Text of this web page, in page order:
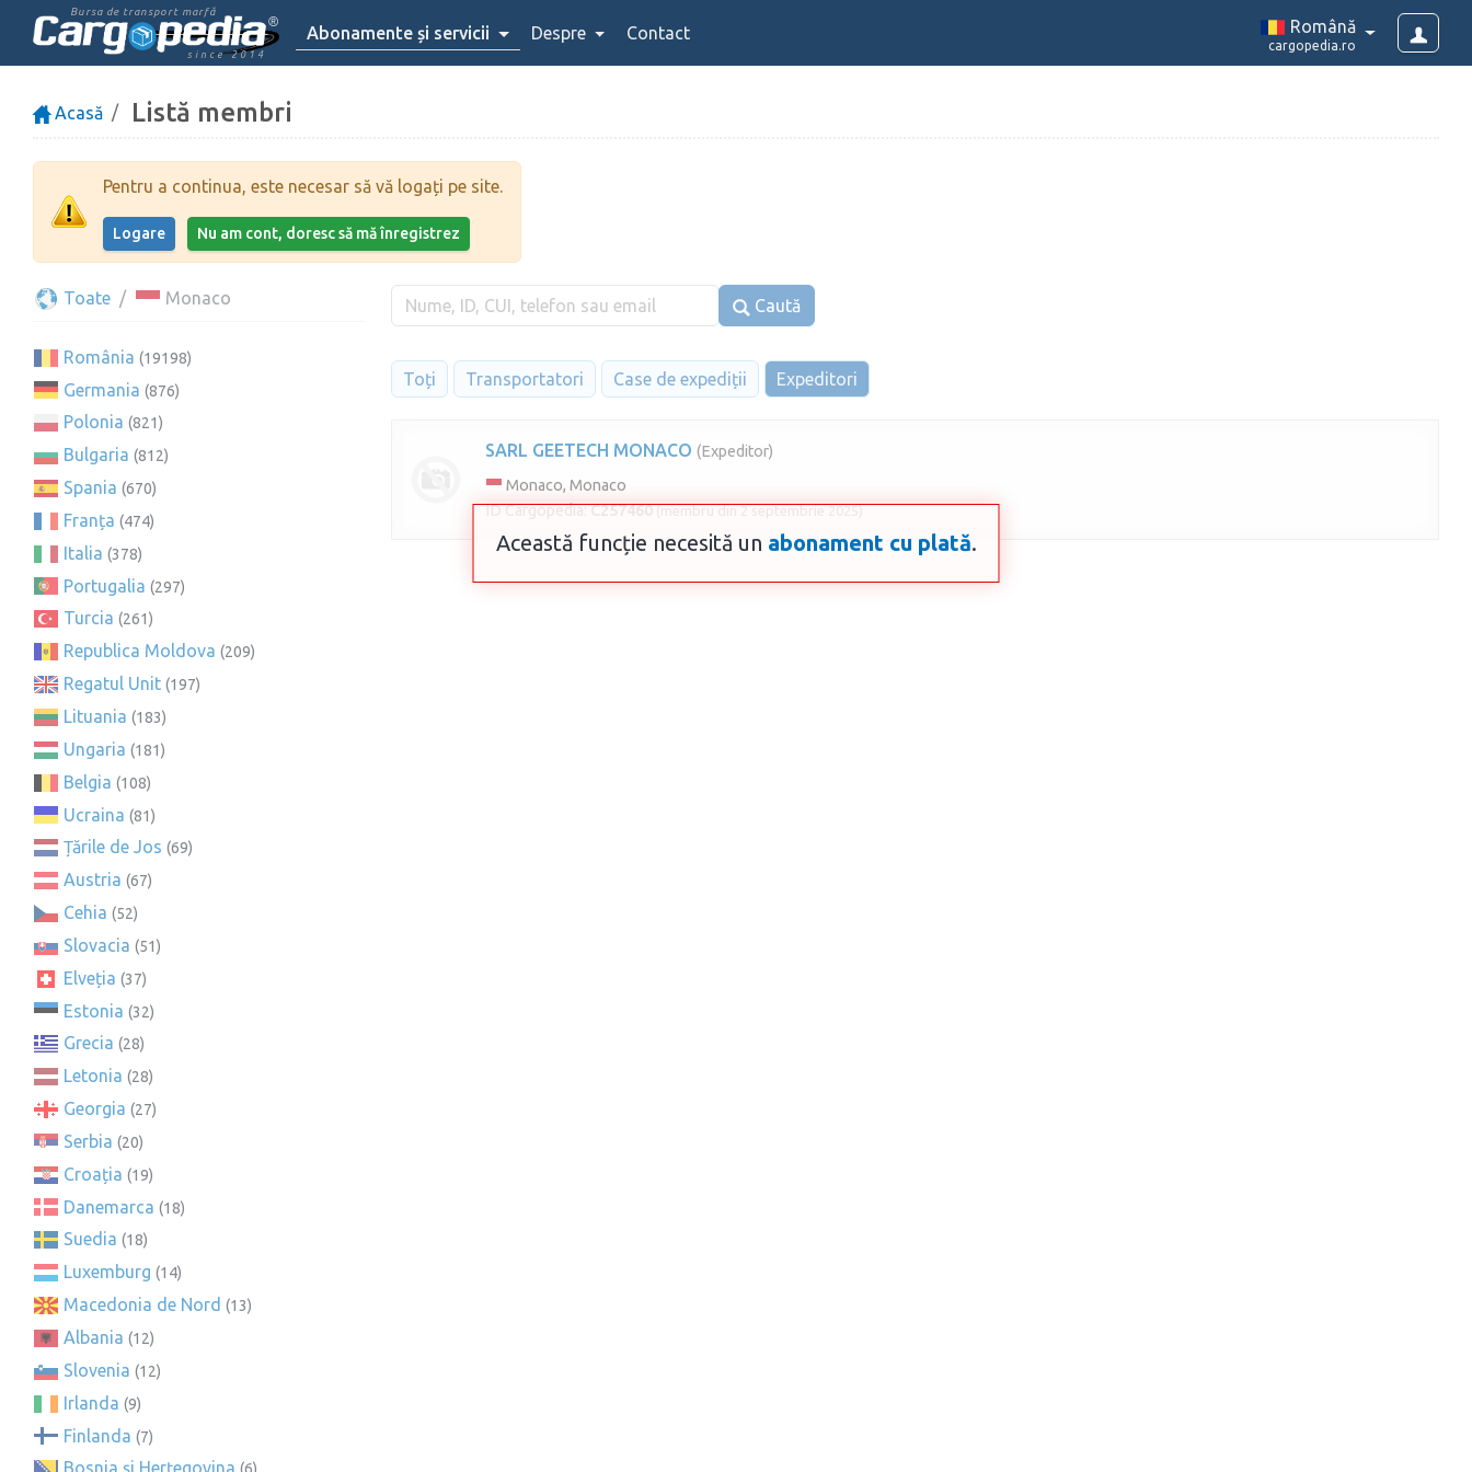
Bursa de transport marfă
since 2014
Abonamente și servicii Despre Contact Română
cargopedia.ro
Acasă Listă membri
Pentru a continua, este necesar să vă logați pe site.
Logare Nu am cont, doresc să mă înregistrez
Toate Monaco
România (19198)
Germania (876)
Polonia (821)
Bulgaria (812)
Spania (670)
Franța (474)
Italia (378)
Portugalia (297)
Turcia (261)
Republica Moldova (209)
Regatul Unit (197)
Lituania (183)
Ungaria (181)
Belgia (108)
Ucraina (81)
Țările de Jos (69)
Austria (67)
Cehia (52)
Slovacia (51)
Elveția (37)
Estonia (32)
Grecia (28)
Letonia (28)
Georgia (27)
Serbia (20)
Croația (19)
Danemarca (18)
Suedia (18)
Luxemburg (14)
Macedonia de Nord (13)
Albania (12)
Slovenia (12)
Irlanda (9)
Finlanda (7)
Bosnia și Herțegovina
Caută
Toți Transportatori Case de expediții Expeditori
SARL GEETECH MONACO (Expeditor)
Monaco, Monaco
ID Cargopedia:C257460 (membru din 2 septembrie 2025)
Această funcție necesită un abonament cu plată.